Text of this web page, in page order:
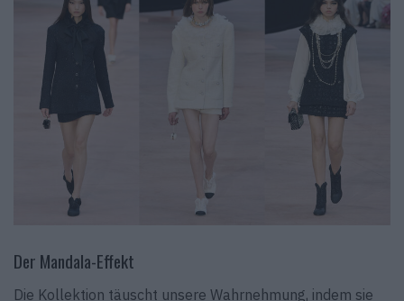
Der Mandala-Effekt
Die Kollektion täuscht unsere Wahrnehmung, indem sie